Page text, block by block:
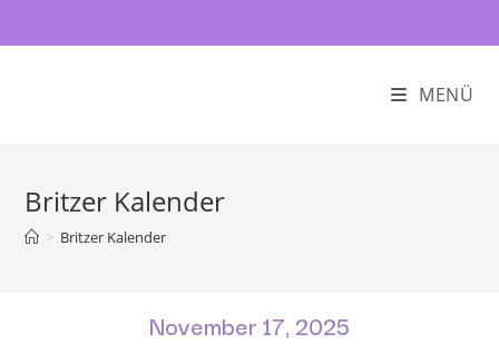
MENÜ
Britzer Kalender
> Britzer Kalender
November 17, 2025